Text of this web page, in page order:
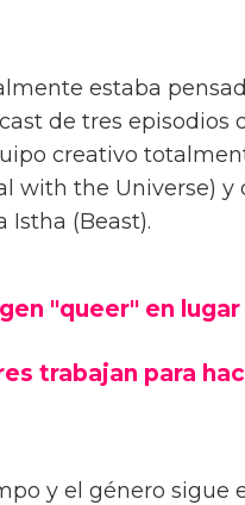
estaba
de tres episodios
creativo
with the Universe)
Istha (Beast).
"queer" en
trabajan para
y el género sigue